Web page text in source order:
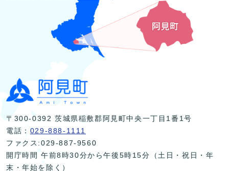
〒300-0392 茨城県稲敷郡阿見町中央一丁目1番1号
電話： 029-888-1111
ファクス:029-887-9560
開庁時間 午前8時30分から午後5時15分（土日・祝日・年
末・年始を除く）